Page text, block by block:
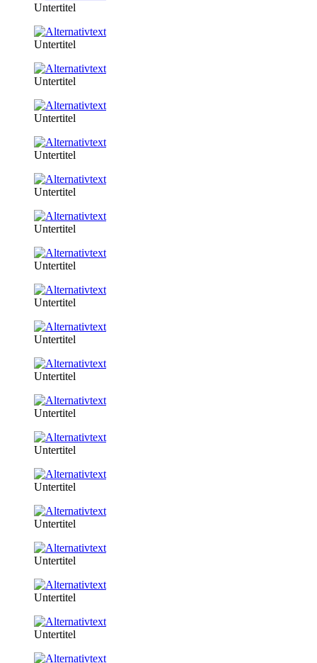
Untertitel
Untertitel
Untertitel
Untertitel
Untertitel
Untertitel
Untertitel
Untertitel
Untertitel
Untertitel
Untertitel
Untertitel
Untertitel
Untertitel
Untertitel
Untertitel
Untertitel
Untertitel